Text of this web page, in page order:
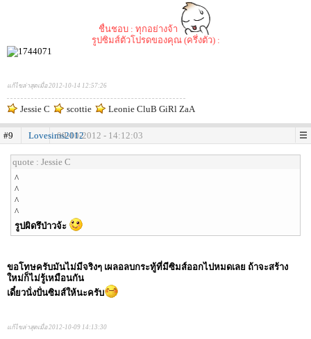
ชื่นชอบ : ทุกอย่างจ้า
รูปซิมส์ตัวโปรดของคุณ (ครึ่งตัว) :
แก้ไขล่าสุดเมื่อ 2012-10-14 12:57:26
Jessie C scottie Leonie CluB GiRl ZaA
#9 Lovesims201209-10-2012 - 14:12:03
quote : Jessie C
^
^
^
^
รูปผิดรึป่าวจ้ะ
ขอโทษครับมันไม่มีจริงๆ เผลอลบกระทู้ที่มีซิมส์ออกไปหมดเลย ถ้าจะสร้าง
ใหม่ก็ไม่รู้เหมือนกัน
เดี๋ยวนั่งปั่นซิมส์ให้นะครับ
แก้ไขล่าสุดเมื่อ 2012-10-09 14:13:30